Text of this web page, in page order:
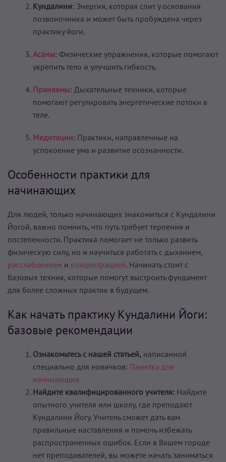
Кундалини: Энергия, которая спит у основания
позвоночника и может быть пробуждена через
практику йоги.
Асаны: Физические упражнения, которые помогают
укрепить тело и улучшить гибкость.
Пранаямы: Дыхательные техники, которые
помогают регулировать энергетические потоки в
теле.
Медитации: Практики, направленные на
успокоение ума и развитие осознанности.
Особенности практики для
начинающих
Для людей, только начинающих знакомиться с Кундалини
Йогой, важно помнить, что путь требует терпения и
постепенности. Практика помогает не только развить
физическую силу, но и научиться работать с дыханием,
расслаблением и концентрацией. Начинать стоит с
базовых техник, которые помогут выстроить фундамент
для более сложных практик в будущем.
Как начать практику Кундалини Йоги:
базовые рекомендации
Ознакомьтесь с нашей статьей, написанной
специально для новичков: Памятка для
начинающих.
Найдите квалифицированного учителя: Найдите
опытного учителя или школу, где преподают
Кундалини Йогу. Учитель сможет дать вам
правильные наставления и помочь избежать
распространенных ошибок. Если в Вашем городе
нет преподавателей, вы можете начать заниматься